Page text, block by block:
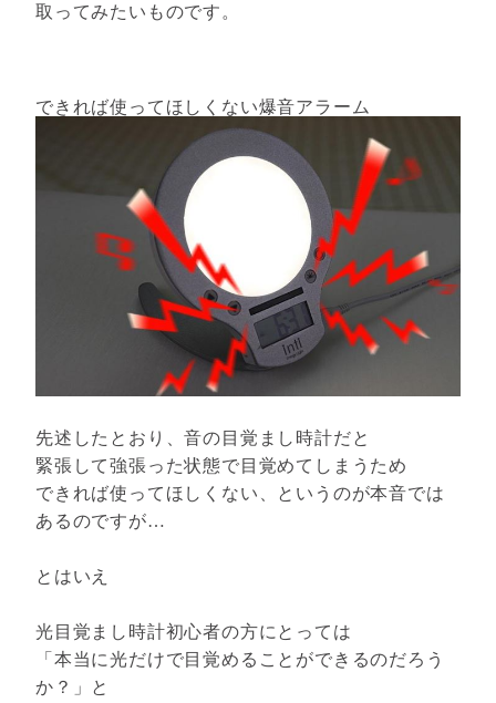
取ってみたいものです。
できれば使ってほしくない爆音アラーム
先述したとおり、音の目覚まし時計だと
緊張して強張った状態で目覚めてしまうため
できれば使ってほしくない、というのが本音では
あるのですが…
とはいえ
光目覚まし時計初心者の方にとっては
「本当に光だけで目覚めることができるのだろう
か？」と